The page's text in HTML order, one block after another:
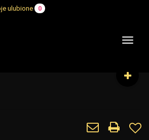
ulubione 0
Toggle